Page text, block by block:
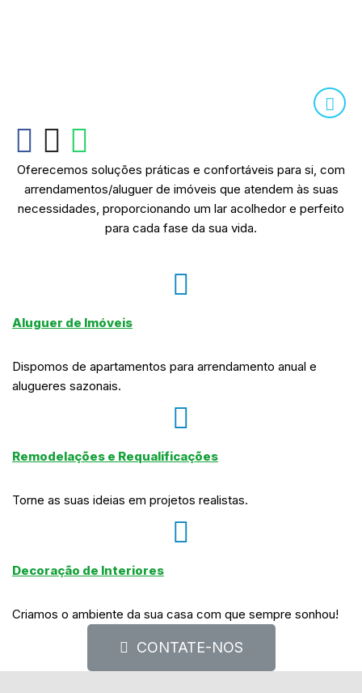
Oferecemos soluções práticas e confortáveis para si, com
arrendamentos/aluguer de imóveis que atendem às suas
necessidades, proporcionando um lar acolhedor e perfeito
para cada fase da sua vida.
Aluguer de Imóveis
Dispomos de apartamentos para arrendamento anual e
alugueres sazonais.
Remodelações e Requalificações
Torne as suas ideias em projetos realistas.
Decoração de Interiores
Criamos o ambiente da sua casa com que sempre sonhou!
CONTATE-NOS